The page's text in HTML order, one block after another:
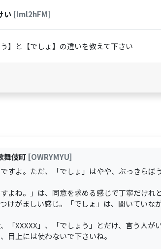
い [Iml2hFM]
う】と【でしょ】の違いを教えて下さい
舞伎町 [OWRYMYU]
すよ。ただ、「でしょ」はやや、ぶっきらぼ
すよね。」は、同意を求める感じで丁寧だけ
けがましい感じ。「でしょ」は、聞いていな
「XXXXX」、「でしょう」とだけ、言う人が
目上には使わないで下さいね。